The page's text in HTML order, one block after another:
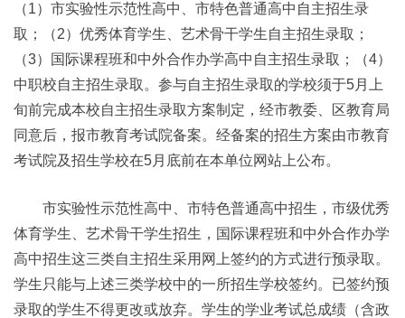
（1）市实验性示范性高中、市特色普通高中自主招生录
取；（2）优秀体育学生、艺术骨干学生自主招生录取；
（3）国际课程班和中外合作办学高中自主招生录取；（4）
中职校自主招生录取。参与自主招生录取的学校须于5月上
旬前完成本校自主招生录取方案制定，经市教委、区教育局
同意后，报市教育考试院备案。经备案的招生方案由市教育
考试院及招生学校在5月底前在本单位网站上公布。
市实验性示范性高中、市特色普通高中招生，市级优秀
体育学生、艺术骨干学生招生，国际课程班和中外合作办学
高中招生这三类自主招生采用网上签约的方式进行预录取。
学生只能与上述三类学校中的一所招生学校签约。已签约预
录取的学生不得更改或放弃。学生的学业考试总成绩（含政